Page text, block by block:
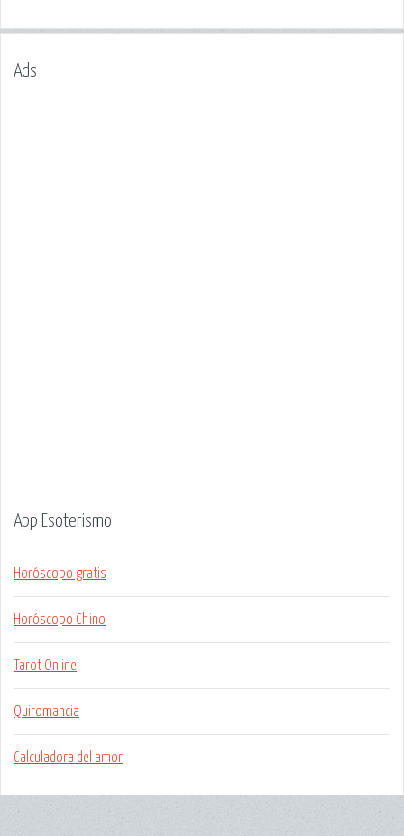
Ads
App Esoterismo
Horóscopo gratis
Horóscopo Chino
Tarot Online
Quiromancia
Calculadora del amor